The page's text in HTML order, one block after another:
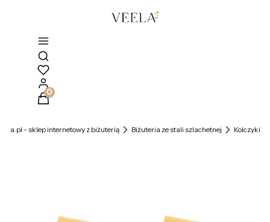
Otwórz wyszukiwarkę
Produkty w koszyku: 0. Zobacz szczegóły
- sklep internetowy z biżuterią Biżuteria ze stali szlachetnej Kolczyki